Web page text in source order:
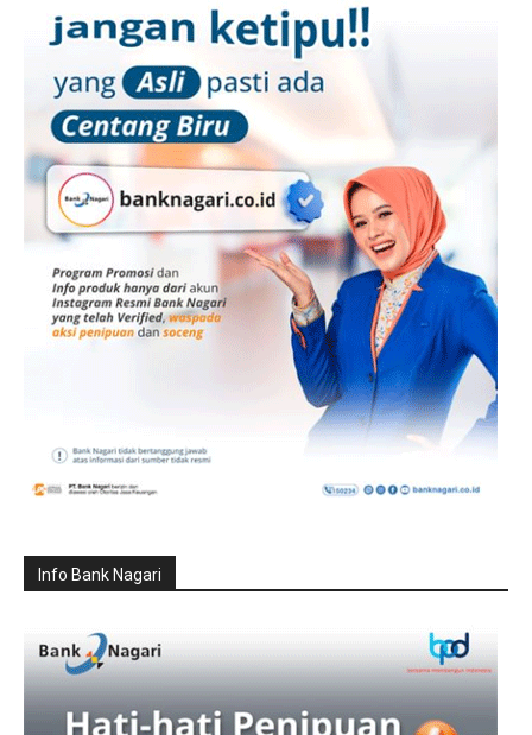
Info Bank Nagari